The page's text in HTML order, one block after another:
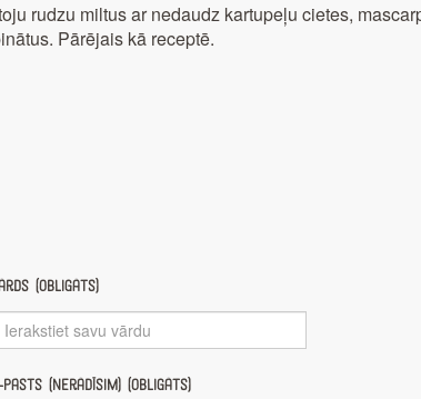
rudzu miltus ar nedaudz kartupeļu cietes,
Pārējais kā receptē.
(obligāts)
pasts (nerādīsim) (obligāts)